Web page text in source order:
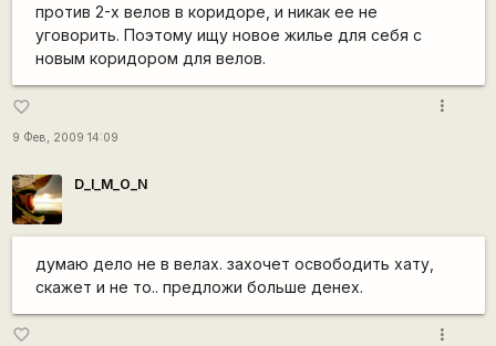
против 2-х велов в коридоре, и никак ее не
уговорить. Поэтому ищу новое жилье для себя с
новым коридором для велов.
favorite_border
9 Фев, 2009 14:09
more_vert
D_I_M_O_N
думаю дело не в велах. захочет освободить хату,
скажет и не то.. предложи больше денех.
favorite_border more_vert